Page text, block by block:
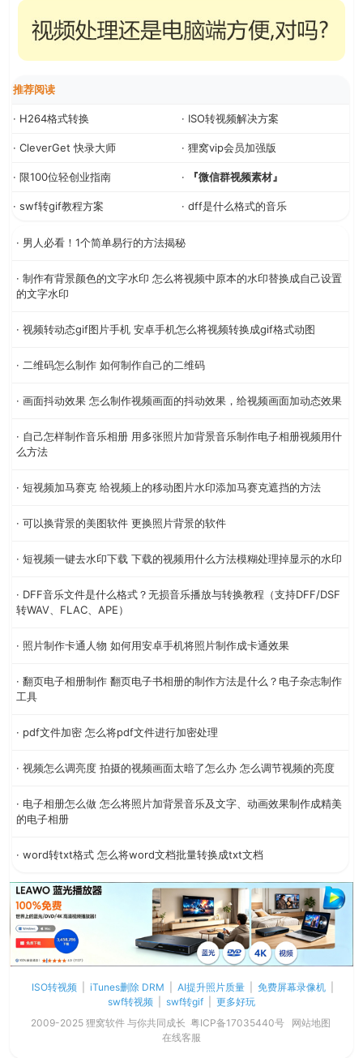
推荐阅读
· H264格式转换 · ISO转视频解决方案
· CleverGet 快录大师 · 狸窝vip会员加强版
· 限100位轻创业指南 · 『微信群视频素材』
· swf转gif教程方案 · dff是什么格式的音乐
· 男人必看！1个简单易行的方法揭秘
· 制作有背景颜色的文字水印 怎么将视频中原本的水印替换成自己设置
的文字水印
· 视频转动态gif图片手机 安卓手机怎么将视频转换成gif格式动图
· 二维码怎么制作 如何制作自己的二维码
· 画面抖动效果 怎么制作视频画面的抖动效果，给视频画面加动态效果
· 自己怎样制作音乐相册 用多张照片加背景音乐制作电子相册视频用什
么方法
· 短视频加马赛克 给视频上的移动图片水印添加马赛克遮挡的方法
· 可以换背景的美图软件 更换照片背景的软件
· 短视频一键去水印下载 下载的视频用什么方法模糊处理掉显示的水印
· DFF音乐文件是什么格式？无损音乐播放与转换教程（支持DFF/DSF
转WAV、FLAC、APE）
· 照片制作卡通人物 如何用安卓手机将照片制作成卡通效果
· 翻页电子相册制作 翻页电子书相册的制作方法是什么？电子杂志制作
工具
· pdf文件加密 怎么将pdf文件进行加密处理
· 视频怎么调亮度 拍摄的视频画面太暗了怎么办 怎么调节视频的亮度
· 电子相册怎么做 怎么将照片加背景音乐及文字、动画效果制作成精美
的电子相册
· word转txt格式 怎么将word文档批量转换成txt文档
ISO转视频 iTunes删除 DRM AI提升照片质量 免费屏幕录像机
swf转视频
swf转gif
更多好玩
2009-2025 狸窝软件 与你共同成长 粤ICP备17035440号
网站地图
在线客服